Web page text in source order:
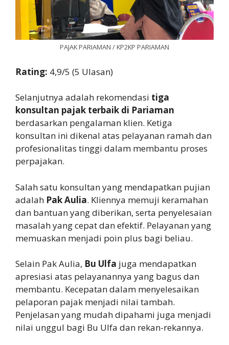
PAJAK PARIAMAN / KP2KP PARIAMAN
Rating: 4,9/5 (5 Ulasan)
Selanjutnya adalah rekomendasi tiga
konsultan pajak terbaik di Pariaman
berdasarkan pengalaman klien. Ketiga
konsultan ini dikenal atas pelayanan ramah dan
profesionalitas tinggi dalam membantu proses
perpajakan.
Salah satu konsultan yang mendapatkan pujian
adalah Pak Aulia. Kliennya memuji keramahan
dan bantuan yang diberikan, serta penyelesaian
masalah yang cepat dan efektif. Pelayanan yang
memuaskan menjadi poin plus bagi beliau.
Selain Pak Aulia, Bu Ulfa juga mendapatkan
apresiasi atas pelayanannya yang bagus dan
membantu. Kecepatan dalam menyelesaikan
pelaporan pajak menjadi nilai tambah.
Penjelasan yang mudah dipahami juga menjadi
nilai unggul bagi Bu Ulfa dan rekan-rekannya.